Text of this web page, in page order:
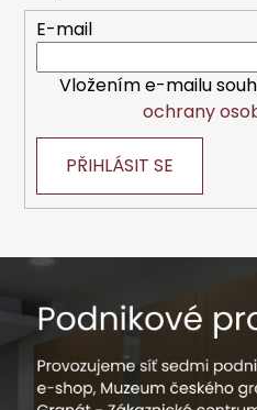
E-mail
Vložením e-mailu
ochrany
PŘIHLÁSIT SE